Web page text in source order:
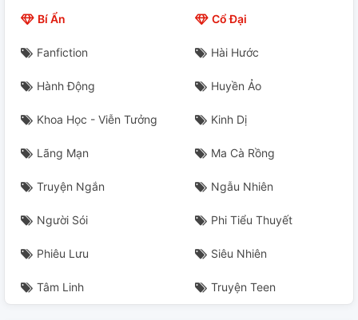
Bí Ẩn Cổ Đại
Fanfiction Hài Hước
Hành Động Huyền Ảo
Khoa Học - Viễn Tưởng Kinh Dị
Lãng Mạn Ma Cà Rồng
Truyện Ngắn Ngẫu Nhiên
Người Sói Phi Tiểu Thuyết
Phiêu Lưu Siêu Nhiên
Tâm Linh Truyện Teen